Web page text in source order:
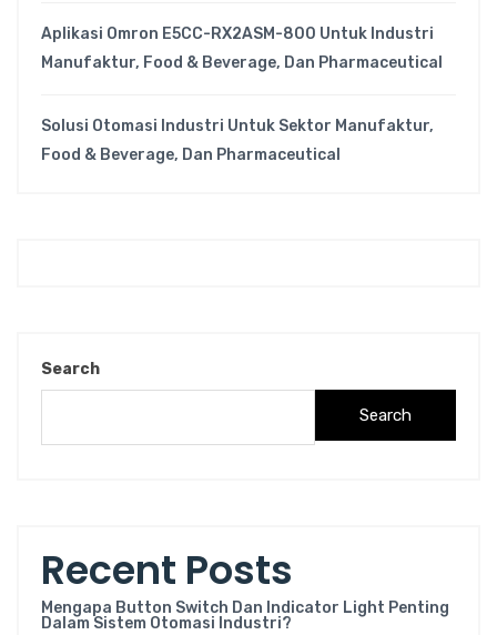
Aplikasi Omron E5CC-RX2ASM-800 Untuk Industri
Manufaktur, Food & Beverage, Dan Pharmaceutical
Solusi Otomasi Industri Untuk Sektor Manufaktur,
Food & Beverage, Dan Pharmaceutical
Search
Search
Recent Posts
Mengapa Button Switch Dan Indicator Light Penting
Dalam Sistem Otomasi Industri?